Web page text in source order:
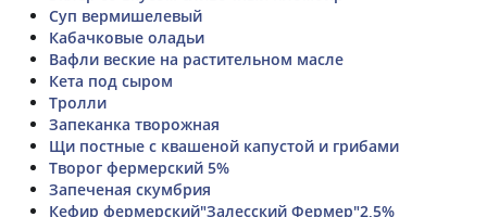
Суп вермишелевый
Кабачковые оладьи
Вафли веские на растительном масле
Кета под сыром
Тролли
Запеканка творожная
Щи постные с квашеной капустой и грибами
Творог фермерский 5%
Запеченая скумбрия
Кефир фермерский"Залесский Фермер"2,5%